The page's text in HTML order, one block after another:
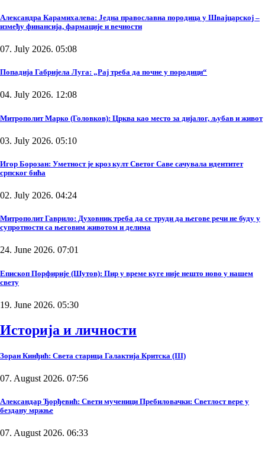
Александра Карамихалева: Једна православна породица у Швајцарској –
између финансија, фармације и вечности
07. July 2026. 05:08
Попадија Габријела Луга: „Рај треба да почне у породици“
04. July 2026. 12:08
Митрополит Марко (Головков): Црква као место за дијалог, љубав и живот
03. July 2026. 05:10
Игор Борозан: Уметност је кроз култ Светог Саве сачувала идентитет
српског бића
02. July 2026. 04:24
Митрополит Гаврило: Духовник треба да се труди да његове речи не буду у
супротности са његовим животом и делима
24. June 2026. 07:01
Епископ Порфирије (Шутов): Пир у време куге није нешто ново у нашем
свету
19. June 2026. 05:30
Историја и личности
Зоран Кинђић: Света старица Галактија Критска (III)
07. August 2026. 07:56
Александар Ђорђевић: Свети мученици Пребиловачки: Светлост вере у
бездану мржње
07. August 2026. 06:33